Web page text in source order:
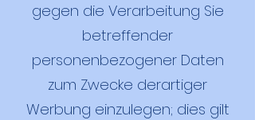
gegen die Verarbeitung Sie
betreffender
personenbezogener Daten
zum Zwecke derartiger
Werbung einzulegen; dies gilt